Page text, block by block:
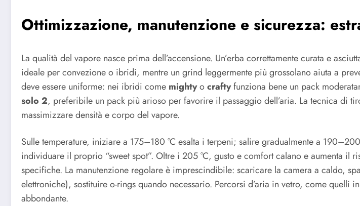
Ottimizzazione, manutenzione e sicurezza:
La qualità del vapore nasce prima dell’accensione. Un’erba correttamente curata e
ideale per convezione o ibridi, mentre un grind leggermente più grossolano aiuta a
deve essere uniforme: nei ibridi come mightyocraftyfunziona bene un pack
solo 2, preferibile un pack più arioso per favorire il passaggio dell’aria. La tecnica di
massimizzare densità e corpo del vapore.
Sulle temperature, iniziare a 175–180 °C esalta i terpeni; salire gradualmente a
individuare il proprio “sweet spot”. Oltre i 205 °C, gusto e comfort calano e aumenta
specifiche. La manutenzione regolare è imprescindibile: scaricare la camera a caldo,
elettroniche), sostituire o-rings quando necessario. Percorsi d’aria in vetro, come quelli
abbondante.